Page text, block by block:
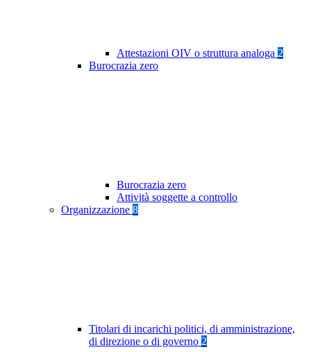
Attestazioni OIV o struttura analoga 2
Burocrazia zero
Burocrazia zero
Attività soggette a controllo
Organizzazione 8
Titolari di incarichi politici, di amministrazione,
di direzione o di governo 2